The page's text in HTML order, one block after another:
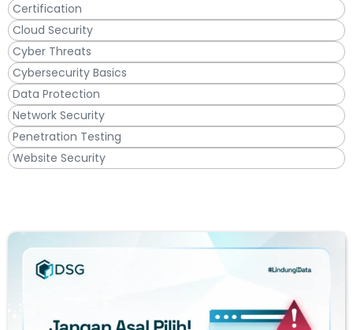
Certification
Cloud Security
Cyber Threats
Cybersecurity Basics
Data Protection
Network Security
Penetration Testing
Website Security